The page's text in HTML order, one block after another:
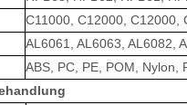
C11000, C12000, C12000,
AL6061, AL6063, AL6082,
ABS, PC, PE, POM, Nylon,